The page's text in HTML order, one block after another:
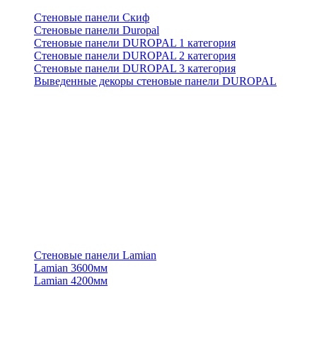
Стеновые панели Скиф
Стеновые панели Duropal
Стеновые панели DUROPAL 1 категория
Стеновые панели DUROPAL 2 категория
Стеновые панели DUROPAL 3 категория
Выведенные декоры стеновые панели DUROPAL
Стеновые панели Lamian
Lamian 3600мм
Lamian 4200мм